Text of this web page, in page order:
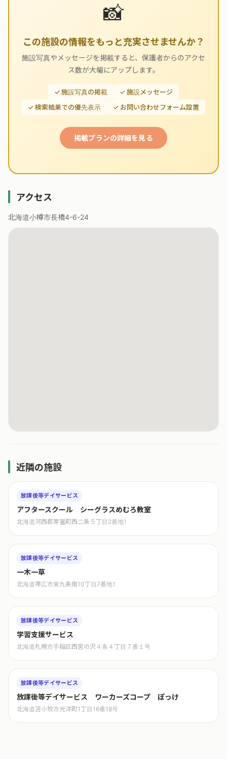
📸
この施設の情報をもっと充実させませんか？
施設写真やメッセージを掲載すると、保護者からのアクセ
ス数が大幅にアップします。
✓ 施設写真の掲載
✓ 施設メッセージ
✓ 検索結果での優先表示
✓ お問い合わせフォーム設置
掲載プランの詳細を見る
アクセス
北海道小樽市長橋4-6-24
近隣の施設
放課後等デイサービス
アフタースクール シーグラスめむろ教室
北海道河西郡芽室町西二条５丁目2番地1
放課後等デイサービス
一木一草
北海道帯広市東九条南10丁目7番地1
放課後等デイサービス
学習支援サービス
北海道札幌市手稲区西宮の沢４条４丁目７番１号
放課後等デイサービス
放課後等デイサービス ワーカーズコープ ぽっけ
北海道苫小牧市光洋町1丁目16番18号